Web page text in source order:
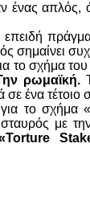
ένας απλός,
σημαίνει
το σχήμα
ρωμαϊκή.
σε ένα
το σχήμα
με